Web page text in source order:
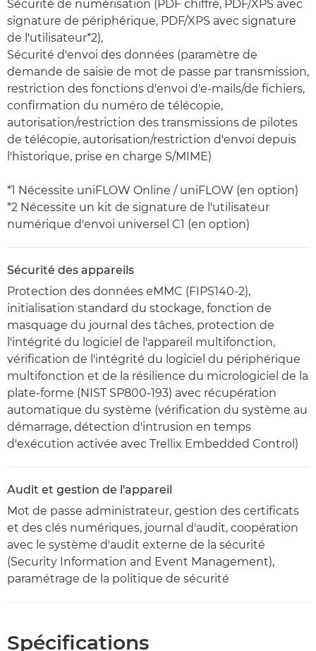
Sécurité de numérisation (PDF chiffré, PDF/XPS avec
signature de périphérique, PDF/XPS avec signature
de l'utilisateur*2),
Sécurité d'envoi des données (paramètre de
demande de saisie de mot de passe par transmission,
restriction des fonctions d'envoi d'e-mails/de fichiers,
confirmation du numéro de télécopie,
autorisation/restriction des transmissions de pilotes
de télécopie, autorisation/restriction d'envoi depuis
l'historique, prise en charge S/MIME)
*1 Nécessite uniFLOW Online / uniFLOW (en option)
*2 Nécessite un kit de signature de l'utilisateur
numérique d'envoi universel C1 (en option)
Sécurité des appareils
Protection des données eMMC (FIPS140-2),
initialisation standard du stockage, fonction de
masquage du journal des tâches, protection de
l'intégrité du logiciel de l'appareil multifonction,
vérification de l'intégrité du logiciel du périphérique
multifonction et de la résilience du micrologiciel de la
plate-forme (NIST SP800-193) avec récupération
automatique du système (vérification du système au
démarrage, détection d'intrusion en temps
d'exécution activée avec Trellix Embedded Control)
Audit et gestion de l'appareil
Mot de passe administrateur, gestion des certificats
et des clés numériques, journal d'audit, coopération
avec le système d'audit externe de la sécurité
(Security Information and Event Management),
paramétrage de la politique de sécurité
Spécifications